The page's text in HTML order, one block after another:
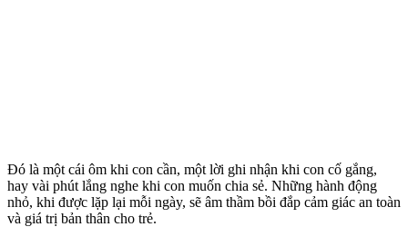
Đó là một cái ôm khi con cần, một lời ghi nhận khi con cố gắng,
hay vài phút lắng nghe khi con muốn chia sẻ. Những hành động
nhỏ, khi được lặp lại mỗi ngày, sẽ âm thầm bồi đắp cảm giác an toàn
và giá trị bản thân cho trẻ.